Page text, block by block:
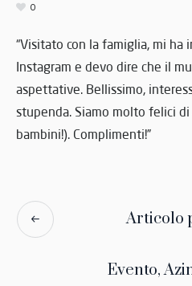
0
“Visitato con la famiglia, mi ha
Instagram e devo dire che il
aspettative. Bellissimo,
stupenda. Siamo molto felici
bambini!). Complimenti!”
Articolo
Evento,